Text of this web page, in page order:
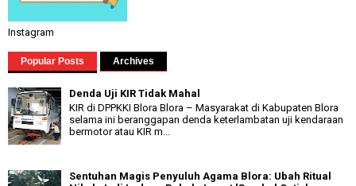
Instagram
Popular Posts Archives
Denda Uji KIR Tidak Mahal
KIR di DPPKKI Blora Blora – Masyarakat di Kabupaten Blora
selama ini beranggapan denda keterlambatan uji kendaraan
bermotor atau KIR m...
Sentuhan Magis Penyuluh Agama Blora: Ubah Ritual